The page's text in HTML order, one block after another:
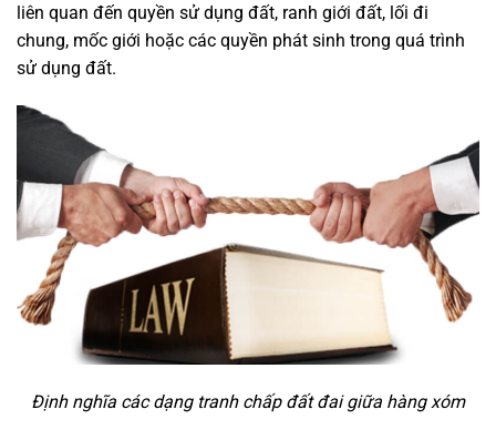
liên quan đến quyền sử dụng đất, ranh giới đất, lối đi
chung, mốc giới hoặc các quyền phát sinh trong quá trình
sử dụng đất.
Định nghĩa các dạng tranh chấp đất đai giữa hàng xóm